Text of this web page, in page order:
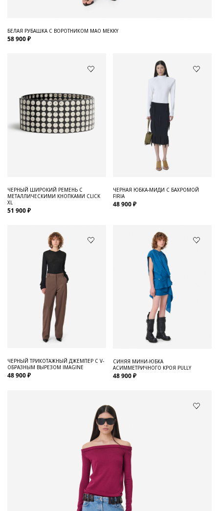
БЕЛАЯ РУБАШКА С ВОРОТНИКОМ МАО MEKKY
58 900 ₽
ЧЕРНЫЙ ШИРОКИЙ РЕМЕНЬ С
МЕТАЛЛИЧЕСКИМИ КНОПКАМИ CLICK
XL
51 900 ₽
ЧЕРНАЯ ЮБКА-МИДИ С БАХРОМОЙ
FIRIA
48 900 ₽
ЧЕРНЫЙ ТРИКОТАЖНЫЙ ДЖЕМПЕР С V-
ОБРАЗНЫМ ВЫРЕЗОМ IMAGINE
48 900 ₽
СИНЯЯ МИНИ-ЮБКА
АСИММЕТРИЧНОГО КРОЯ PULLY
48 900 ₽